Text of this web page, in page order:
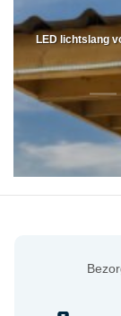
LED lichtslang